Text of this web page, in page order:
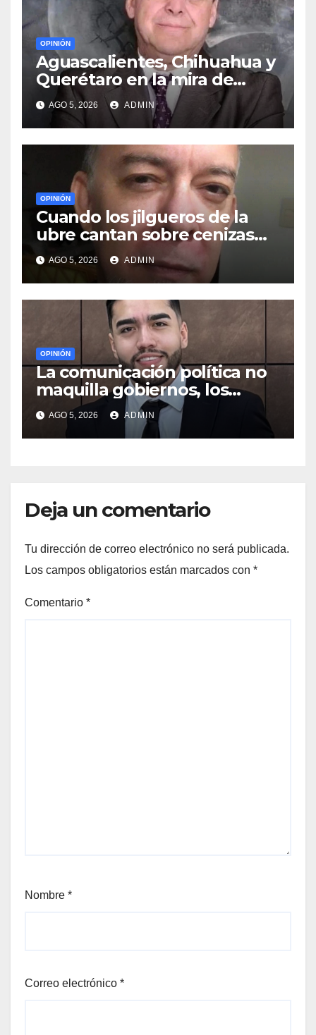
OPINIÓN
Aguascalientes, Chihuahua y
Querétaro en la mira de
MORENA
AGO 5, 2026 ADMIN
OPINIÓN
Cuando los jilgueros de la
ubre cantan sobre cenizas
ajenas
AGO 5, 2026 ADMIN
OPINIÓN
La comunicación política no
maquilla gobiernos, los
explica
AGO 5, 2026 ADMIN
Deja un comentario
Tu dirección de correo electrónico no será publicada.
Los campos obligatorios están marcados con *
Comentario *
Nombre *
Correo electrónico *